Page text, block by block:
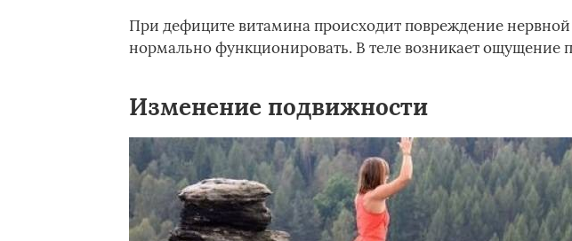
При дефиците витамина происходит повреждение
нормально функционировать. В теле возникает ощущение
Изменение подвижности